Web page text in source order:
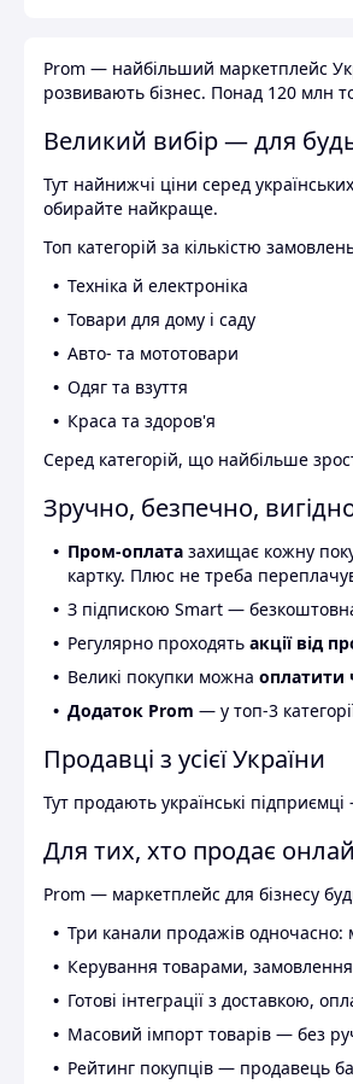
Prom — найбільший маркетплейс
розвивають бізнес. Понад 120 млн
Великий вибір — для
Тут найнижчі ціни серед
обирайте найкраще.
Топ категорій за кількістю
Техніка й електроніка
Товари для дому і саду
Авто- та мототовари
Одяг та взуття
Краса та здоров'я
Серед категорій, що найбільше
Зручно, безпечно,
Пром-оплата захищає кожну
картку. Плюс не треба
З підпискою Smart — безкоштовна
Регулярно проходять акції від
Великі покупки можна оплатити
Додаток Prom — у топ-3
Продавці з усієї України
Тут продають українські
Для тих, хто продає
Prom — маркетплейс для бізнесу
Три канали продажів одночасно:
Керування товарами,
Готові інтеграції з доставкою,
Масовий імпорт товарів — без
Рейтинг покупців — продавець